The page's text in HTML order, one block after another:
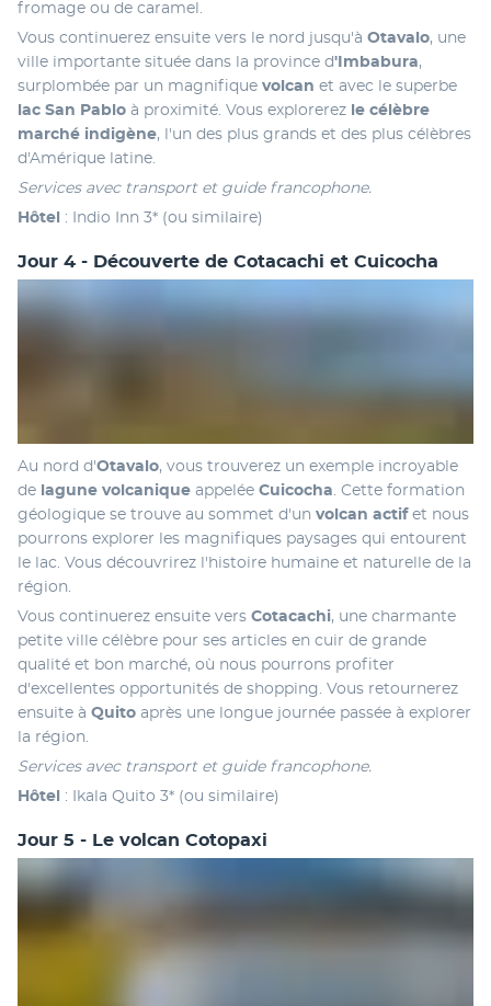
fromage ou de caramel.
Vous continuerez ensuite vers le nord jusqu'à Otavalo, une
ville importante située dans la province d'Imbabura,
surplombée par un magnifique volcan et avec le superbe
lac San Pablo à proximité. Vous explorerez le célèbre
marché indigène, l'un des plus grands et des plus célèbres
d'Amérique latine.
Services avec transport et guide francophone.
Hôtel : Indio Inn 3* (ou similaire)
Jour 4 - Découverte de Cotacachi et Cuicocha
Au nord d'Otavalo, vous trouverez un exemple incroyable
de lagune volcanique appelée Cuicocha . Cette formation
géologique se trouve au sommet d'un volcan actif et nous
pourrons explorer les magnifiques paysages qui entourent
le lac. Vous découvrirez l'histoire humaine et naturelle de la
région.
Vous continuerez ensuite vers Cotacachi, une charmante
petite ville célèbre pour ses articles en cuir de grande
qualité et bon marché, où nous pourrons profiter
d'excellentes opportunités de shopping. Vous retournerez
ensuite à Quito après une longue journée passée à explorer
la région.
Services avec transport et guide francophone.
Hôtel
: Ikala Quito 3* (ou similaire)
Jour 5 - Le volcan Cotopaxi